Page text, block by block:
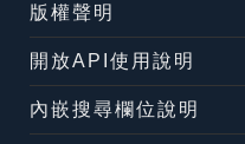
版權聲明
開放API使用說明
內嵌搜尋欄位說明